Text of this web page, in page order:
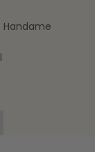
Handame